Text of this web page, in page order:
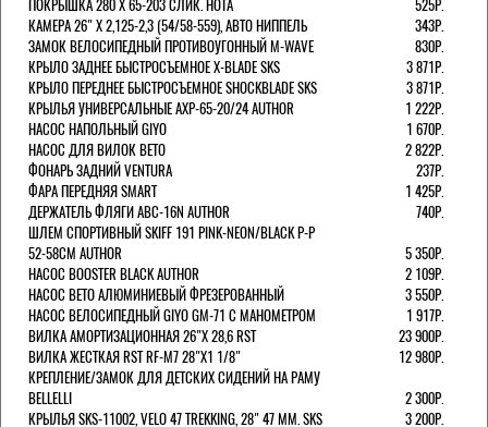
ПОКРЫШКА 280 X 65-203 СЛИК. HOTA
525Р.
КАМЕРА 26" X 2,125-2,3 (54/58-559), АВТО НИППЕЛЬ
343Р.
ЗАМОК ВЕЛОСИПЕДНЫЙ ПРОТИВОУГОННЫЙ M-WAVE
830Р.
КРЫЛО ЗАДНЕЕ БЫСТРОСЪЕМНОЕ X-BLADE SKS
3 871Р.
КРЫЛО ПЕРЕДНЕЕ БЫСТРОСЪЕМНОЕ SHOCKBLADE SKS
3 871Р.
КРЫЛЬЯ УНИВЕРСАЛЬНЫЕ AXP-65-20/24 AUTHOR
1 222Р.
НАСОС НАПОЛЬНЫЙ GIYO
1 670Р.
НАСОС ДЛЯ ВИЛОК ВЕТО
2 822Р.
ФОНАРЬ ЗАДНИЙ VENTURA
237Р.
ФАРА ПЕРЕДНЯЯ SMART
1 425Р.
ДЕРЖАТЕЛЬ ФЛЯГИ ABC-16N AUTHOR
740Р.
ШЛЕМ СПОРТИВНЫЙ SKIFF 191 PINK-NEON/BLACK Р-Р
52-58СМ AUTHOR
5 350Р.
НАСОС BOOSTER BLACK AUTHOR
2 109Р.
НАСОС BETO АЛЮМИНИЕВЫЙ ФРЕЗЕРОВАННЫЙ
3 550Р.
НАСОС ВЕЛОСИПЕДНЫЙ GIYO GM-71 С МАНОМЕТРОМ
1 917Р.
ВИЛКА АМОРТИЗАЦИОННАЯ 26"Х 28,6 RST
23 900Р.
ВИЛКА ЖЕСТКАЯ RST RF-M7 28"Х1 1/8"
12 980Р.
КРЕПЛЕНИЕ/ЗАМОК ДЛЯ ДЕТСКИХ СИДЕНИЙ НА РАМУ
BELLELLI
2 300Р.
КРЫЛЬЯ SKS-11002, VELO 47 TREKKING, 28" 47 ММ. SKS
3 200Р.